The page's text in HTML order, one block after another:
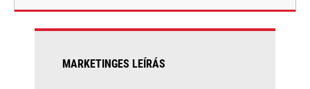
MARKETINGES LEÍRÁS